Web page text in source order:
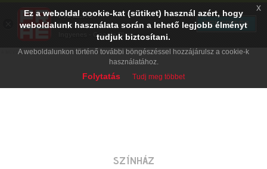
SZÍNHÁZ
Ez a weboldal cookie-kat (sütiket) használ azért, hogy
weboldalunk használata során a lehető legjobb élményt
tudjuk biztosítani.
A weboldalunkon történő további böngészéssel hozzájárulsz a cookie-k
használatához.
Folytatás Tudj meg többet
x
PRAE.HU
Digital Evolution
Ingyenes - Google Play
TELEPÍTÉS